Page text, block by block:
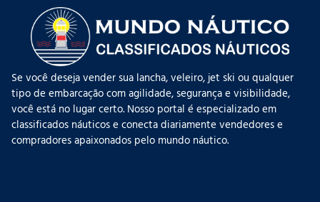
Se você deseja vender sua lancha, veleiro, jet ski ou qualquer
tipo de embarcação com agilidade, segurança e visibilidade,
você está no lugar certo. Nosso portal é especializado em
classificados náuticos e conecta diariamente vendedores e
compradores apaixonados pelo mundo náutico.